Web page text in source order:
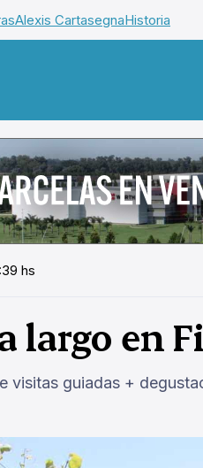
Alexis CartasegnaHistoria
hs
largo en
visitas guiadas +